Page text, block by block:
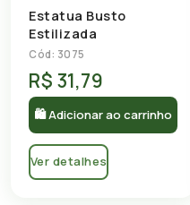
Estatua Busto
Estilizada
Cód: 3075
R$ 31,79
🛍 Adicionar ao carrinho
Ver detalhes